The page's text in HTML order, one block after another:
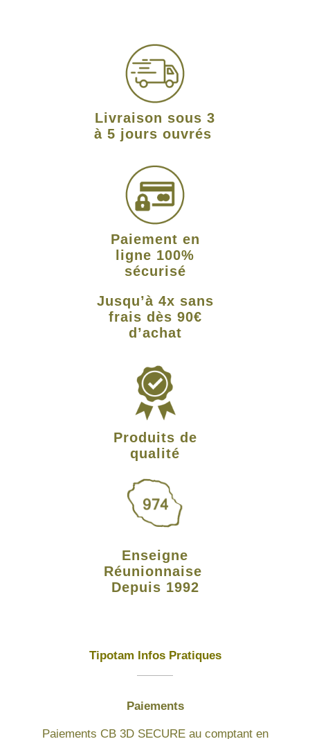
Livraison sous 3
à 5 jours ouvrés
Paiement en
ligne 100%
sécurisé
Jusqu’à 4x sans
frais dès 90€
d’achat
Produits de
qualité
Enseigne
Réunionnaise
Depuis 1992
Tipotam Infos Pratiques
Paiements
Paiements CB 3D SECURE au comptant en